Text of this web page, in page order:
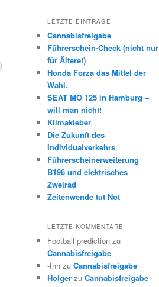
LETZTE EINTRÄGE
Cannabisfreigabe
Führerschein-Check (nicht nur
für Ältere!)
Honda Forza das Mittel der
Wahl.
SEAT MO 125 in Hamburg –
will man nicht!
Klimakleber
Die Zukunft des
Individualverkehrs
Führerscheinerweiterung
B196 und elektrisches
Zweirad
Zeitenwende tut Not
LETZTE KOMMENTARE
Football prediction zu
Cannabisfreigabe
-thh zu Cannabisfreigabe
Holger zu Cannabisfreigabe